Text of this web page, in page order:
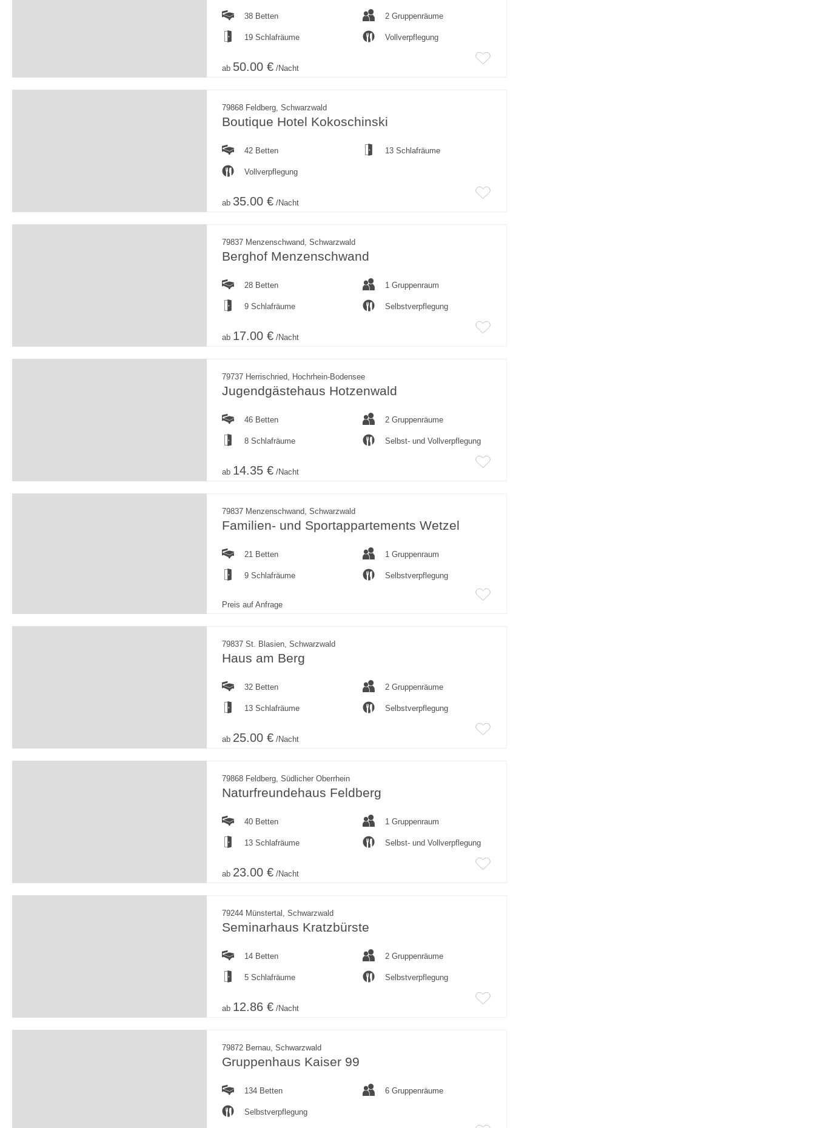
38 Betten 2 Gruppenräume
19 Schlafräume Vollverpflegung
ab 50.00 € /Nacht
79868 Feldberg, Schwarzwald
Boutique Hotel Kokoschinski
42 Betten 13 Schlafräume
Vollverpflegung
ab 35.00 € /Nacht
79837 Menzenschwand, Schwarzwald
Berghof Menzenschwand
28 Betten 1 Gruppenraum
9 Schlafräume Selbstverpflegung
ab 17.00 € /Nacht
79737 Herrischried, Hochrhein-Bodensee
Jugendgästehaus Hotzenwald
46 Betten 2 Gruppenräume
8 Schlafräume Selbst- und Vollverpflegung
ab 14.35 € /Nacht
79837 Menzenschwand, Schwarzwald
Familien- und Sportappartements Wetzel
21 Betten 1 Gruppenraum
9 Schlafräume Selbstverpflegung
Preis auf Anfrage
79837 St. Blasien, Schwarzwald
Haus am Berg
32 Betten 2 Gruppenräume
13 Schlafräume Selbstverpflegung
ab 25.00 € /Nacht
79868 Feldberg, Südlicher Oberrhein
Naturfreundehaus Feldberg
40 Betten 1 Gruppenraum
13 Schlafräume Selbst- und Vollverpflegung
ab 23.00 € /Nacht
79244 Münstertal, Schwarzwald
Seminarhaus Kratzbürste
14 Betten 2 Gruppenräume
5 Schlafräume Selbstverpflegung
ab 12.86 € /Nacht
79872 Bernau, Schwarzwald
Gruppenhaus Kaiser 99
134 Betten 6 Gruppenräume
Selbstverpflegung